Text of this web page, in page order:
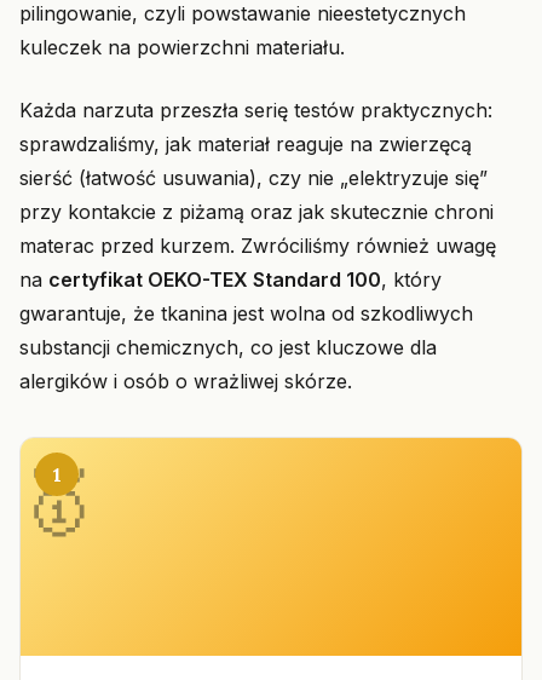
pilingowanie, czyli powstawanie nieestetycznych
kuleczek na powierzchni materiału.
Każda narzuta przeszła serię testów praktycznych:
sprawdzaliśmy, jak materiał reaguje na zwierzęcą
sierść (łatwość usuwania), czy nie „elektryzuje się”
przy kontakcie z piżamą oraz jak skutecznie chroni
materac przed kurzem. Zwróciliśmy również uwagę
na certyfikat OEKO-TEX Standard 100, który
gwarantuje, że tkanina jest wolna od szkodliwych
substancji chemicznych, co jest kluczowe dla
alergików i osób o wrażliwej skórze.
1